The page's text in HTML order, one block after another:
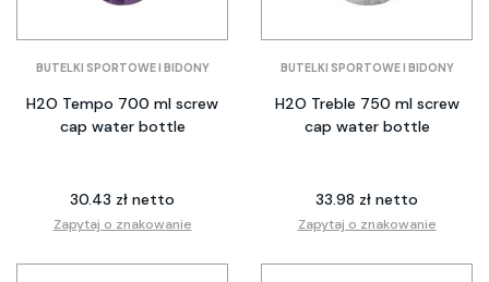
BUTELKI SPORTOWE I BIDONY
H2O Tempo 700 ml screw
cap water bottle
30.43 zł netto
Zapytaj o znakowanie
BUTELKI SPORTOWE I BIDONY
H2O Treble 750 ml screw
cap water bottle
33.98 zł netto
Zapytaj o znakowanie